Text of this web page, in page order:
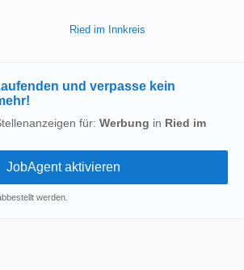
Ried im Innkreis
und verpasse kein
für: Werbung in Ried im
werden.